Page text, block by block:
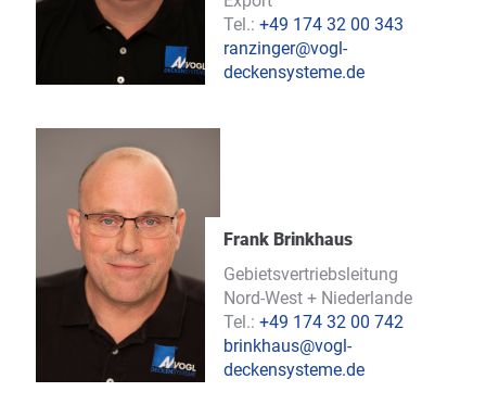
Tel.:+49 174 32 00 343
ranzinger@vogl-
deckensysteme.de
Frank Brinkhaus
Gebietsvertriebsleitung
Nord-West + Niederlande
Tel.:+49 174 32 00 742
brinkhaus@vogl-
deckensysteme.de